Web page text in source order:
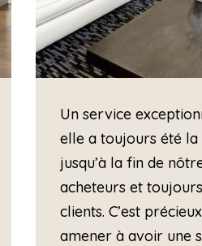
Un service
elle a toujours été
jusqu’à la fin de
acheteurs et
clients. C’est
amener à avoir une